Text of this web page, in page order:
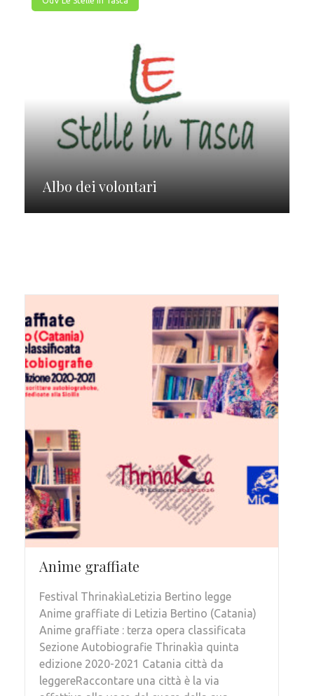
Albo dei volontari
Anime graffiate
Festival ThrinakìaLetizia Bertino legge
Anime graffiate di Letizia Bertino (Catania)
Anime graffiate : terza opera classificata
Sezione Autobiografie Thrinakìa quinta
edizione 2020-2021 Catania città da
leggereRaccontare una città è la via